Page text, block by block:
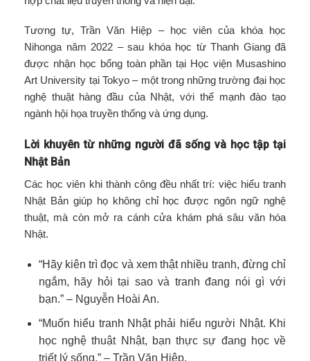
Tương tự, Trần Văn Hiệp – học viên của khóa học
Nihonga năm 2022 – sau khóa học từ Thanh Giang đã
được nhận học bổng toàn phần tại Học viện Musashino
Art University tại Tokyo – một trong những trường đại học
nghệ thuật hàng đầu của Nhật, với thế mạnh đào tạo
ngành hội họa truyền thống và ứng dụng.
Lời khuyên từ những người đã sống và học tập tại
Nhật Bản
Các học viên khi thành công đều nhất trí: việc hiểu tranh
Nhật Bản giúp họ không chỉ học được ngôn ngữ nghệ
thuật, mà còn mở ra cánh cửa khám phá sâu văn hóa
Nhật.
“Hãy kiên trì đọc và xem thật nhiều tranh, đừng chỉ
ngắm, hãy hỏi tại sao và tranh đang nói gì với
bạn.” – Nguyễn Hoài An.
“Muốn hiểu tranh Nhật phải hiểu người Nhật. Khi
học nghệ thuật Nhật, bạn thực sự đang học về
triết lý sống.” – Trần Văn Hiệp.